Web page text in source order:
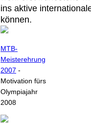
ins aktive
können.
MTB-
Meisterehrung
2007 -
Motivation fürs
Olympiajahr
2008